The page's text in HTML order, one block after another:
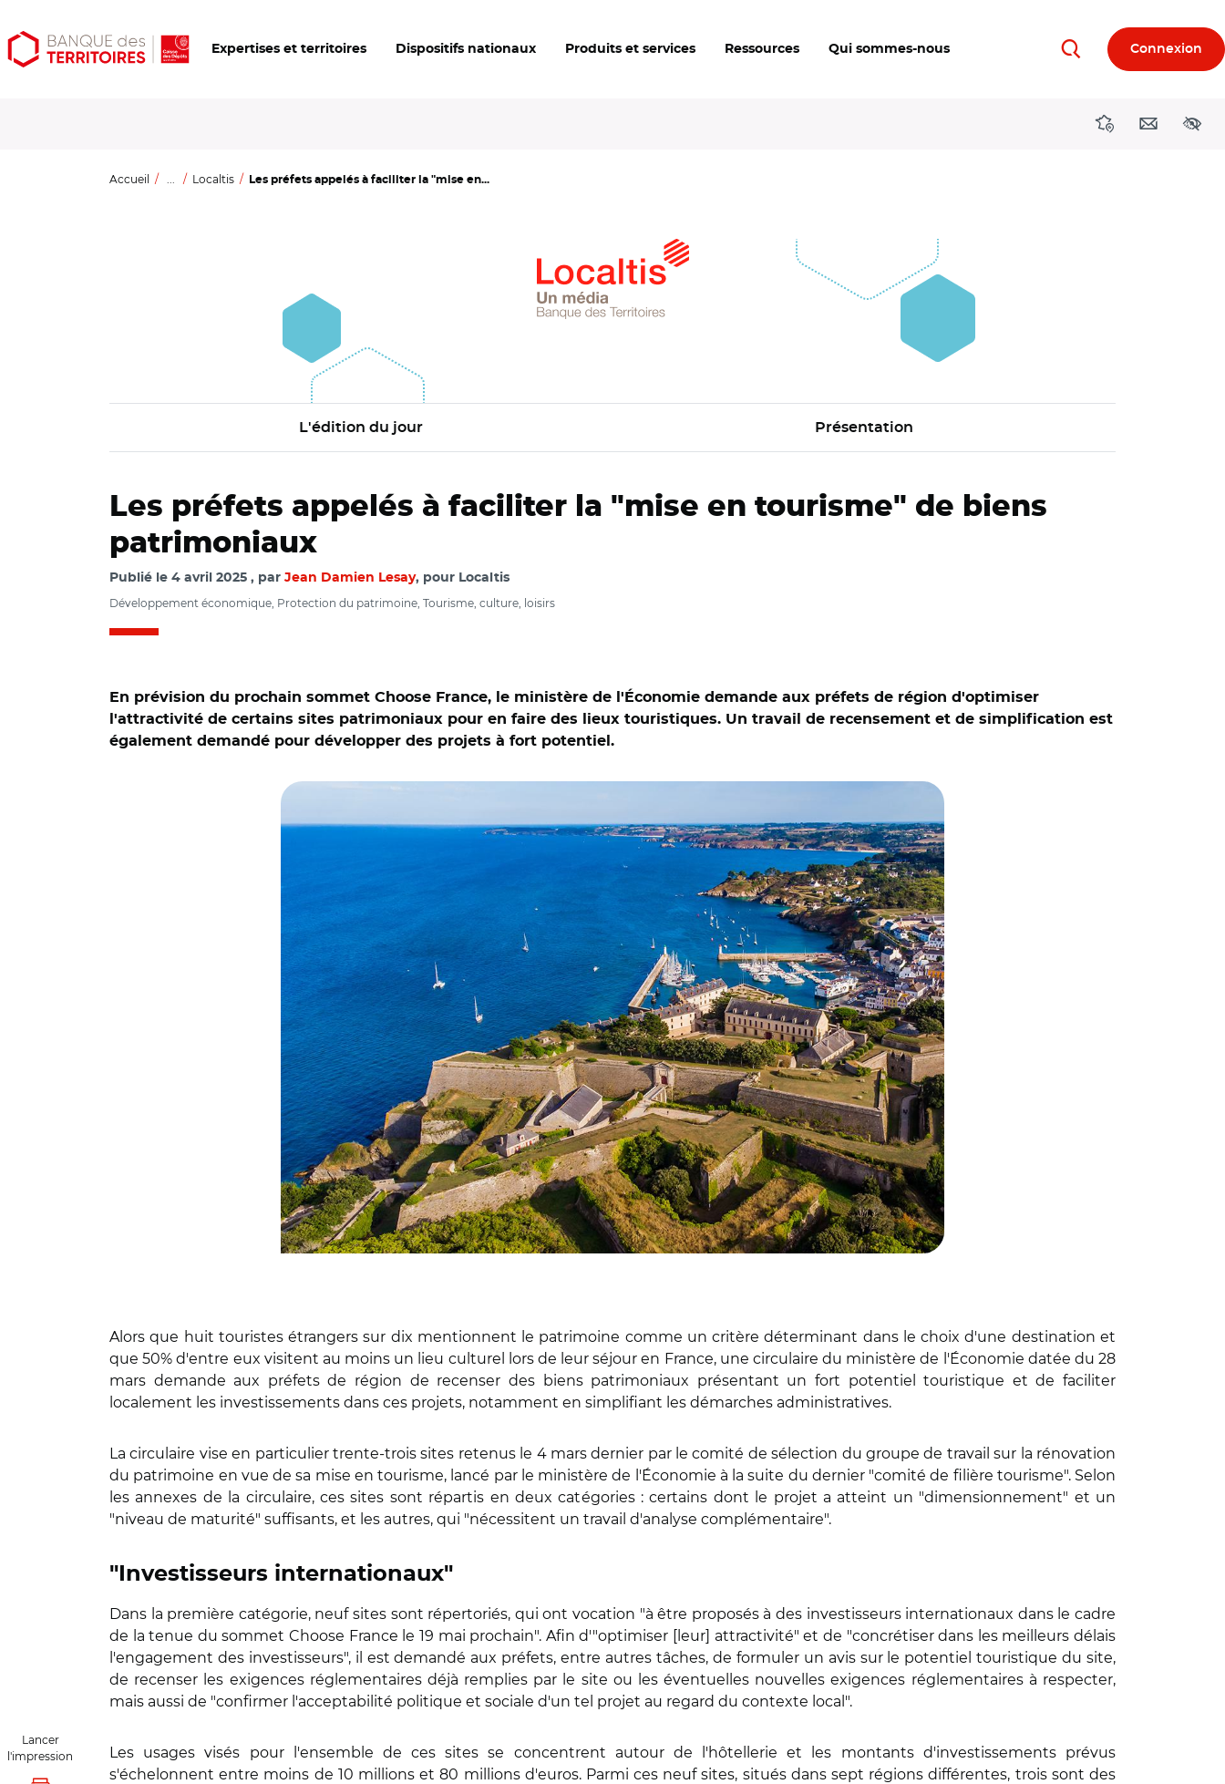
Aller
au
Aller
au
Ouvrir
les
Expertises et territoires Dispositifs nationaux Produits et services Ressources Qui sommes-nous RechercherConnexion
DirectionsContact
Accueil ... Localtis Les préfets appelés à faciliter la "mise en...
L'édition du jour Présentation
Lancer
l'impression
Les préfets appelés à faciliter la "mise en tourisme" de biens
patrimoniaux
Publié le 4 avril 2025 par Jean Damien Lesay, pour Localtis
Développement économique, Protection du patrimoine, Tourisme, culture, loisirs
En prévision du prochain sommet Choose France, le ministère de l'Économie demande aux préfets de région d'optimiser
l'attractivité de certains sites patrimoniaux pour en faire des lieux touristiques. Un travail de recensement et de simplification est
également demandé pour développer des projets à fort potentiel.
Alors que huit touristes étrangers sur dix mentionnent le patrimoine comme un critère déterminant dans le choix d'une destination et
que 50% d'entre eux visitent au moins un lieu culturel lors de leur séjour en France, une circulaire du ministère de l'Économie datée du 28
mars demande aux préfets de région de recenser des biens patrimoniaux présentant un fort potentiel touristique et de faciliter
localement les investissements dans ces projets, notamment en simplifiant les démarches administratives.
La circulaire vise en particulier trente-trois sites retenus le 4 mars dernier par le comité de sélection du groupe de travail sur la rénovation
du patrimoine en vue de sa mise en tourisme, lancé par le ministère de l'Économie à la suite du dernier "comité de filière tourisme". Selon
les annexes de la circulaire, ces sites sont répartis en deux catégories : certains dont le projet a atteint un "dimensionnement" et un
"niveau de maturité" suffisants, et les autres, qui "nécessitent un travail d'analyse complémentaire".
"Investisseurs internationaux"
Dans la première catégorie, neuf sites sont répertoriés, qui ont vocation "à être proposés à des investisseurs internationaux dans le cadre
de la tenue du sommet Choose France le 19 mai prochain". Afin d'"optimiser [leur] attractivité" et de "concrétiser dans les meilleurs délais
l'engagement des investisseurs", il est demandé aux préfets, entre autres tâches, de formuler un avis sur le potentiel touristique du site,
de recenser les exigences réglementaires déjà remplies par le site ou les éventuelles nouvelles exigences réglementaires à respecter,
mais aussi de "confirmer l'acceptabilité politique et sociale d'un tel projet au regard du contexte local".
Les usages visés pour l'ensemble de ces sites se concentrent autour de l'hôtellerie et les montants d'investissements prévus
s'échelonnent entre moins de 10 millions et 80 millions d'euros. Parmi ces neuf sites, situés dans sept régions différentes, trois sont des